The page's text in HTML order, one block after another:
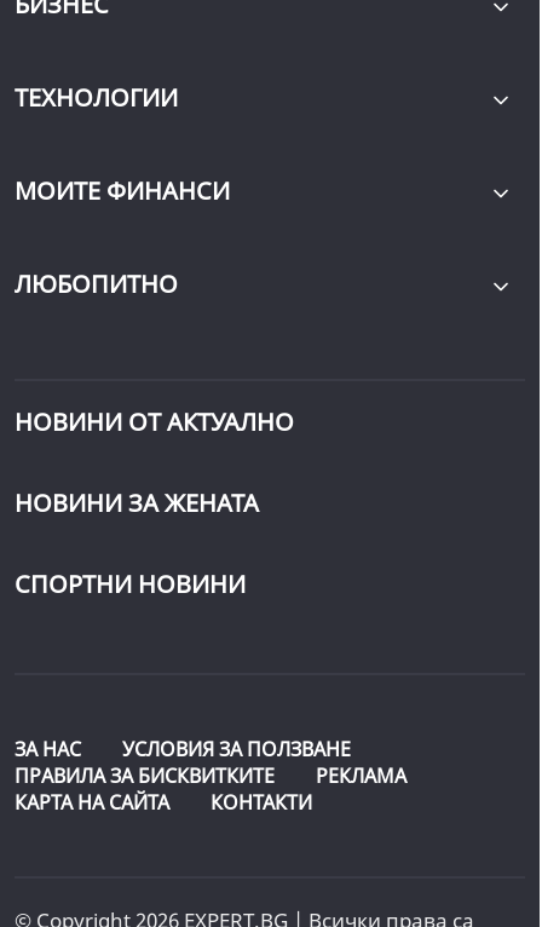
ТЕХНОЛОГИИ
МОИТЕ ФИНАНСИ
ЛЮБОПИТНО
НОВИНИ ОТ АКТУАЛНО
НОВИНИ ЗА ЖЕНАТА
СПОРТНИ НОВИНИ
ЗА НАС
УСЛОВИЯ ЗА ПОЛЗВАНЕ
ПРАВИЛА ЗА БИСКВИТКИТЕ
РЕКЛАМА
КАРТА НА САЙТА
КОНТАКТИ
© Copyright 2026 EXPERT.BG | Всички права са